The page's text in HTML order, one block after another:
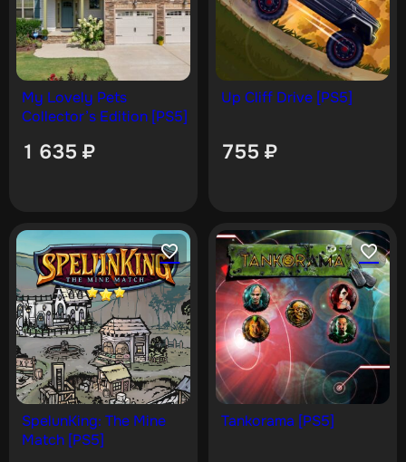
My Lovely Pets
Collector’s Edition [PS5]
1 635 ₽
Up Cliff Drive [PS5]
755 ₽
SpelunKing: The Mine
Match [PS5]
Tankorama [PS5]